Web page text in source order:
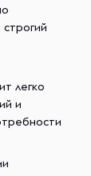
легко
и